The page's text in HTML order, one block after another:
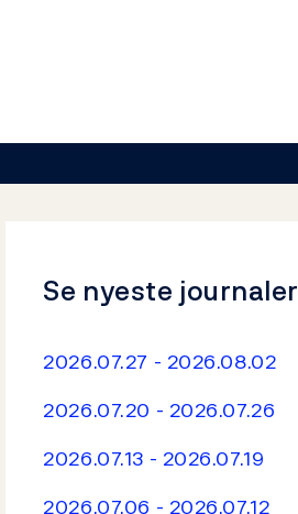
Se nyeste journaler
2026.07.27 - 2026.08.02
2026.07.20 - 2026.07.26
2026.07.13 - 2026.07.19
2026.07.06 - 2026.07.12